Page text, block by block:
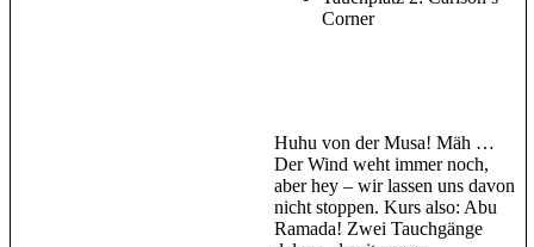
Corner
Huhu von der Musa! Mäh …
Der Wind weht immer noch,
aber hey – wir lassen uns davon
nicht stoppen. Kurs also: Abu
Ramada! Zwei Tauchgänge